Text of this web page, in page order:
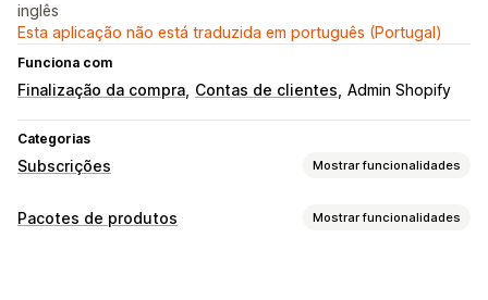
inglês
Esta aplicação não está traduzida em português (Portugal)
Funciona com
Finalização da compra Contas de clientes Admin Shopify
Categorias
Subscrições Mostrar funcionalidades
Tipos de subscrição
Pacotes de produtos Mostrar funcionalidades